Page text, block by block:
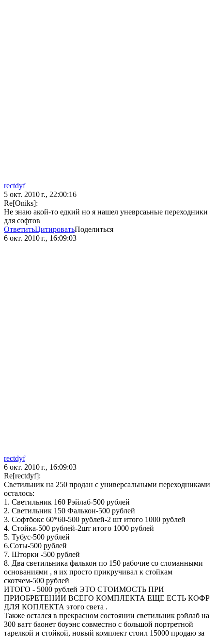
rectdyf
5 окт. 2010 г., 22:00:16
Re[Oniks]:
Не знаю акой-то едкий но я нашел уневрсаьные переходники
для софтов
ОтветитьЦитироватьПоделиться
6 окт. 2010 г., 16:09:03
rectdyf
6 окт. 2010 г., 16:09:03
Re[rectdyf]:
Светильник на 250 продан с универсальными переходниками
осталось:
1. Светильник 160 Рэйлаб-500 рублей
2. Светильник 150 Фалькон-500 рублей
3. Софтбокс 60*60-500 рублей-2 шт итого 1000 рублей
4. Стойка-500 рублей-2шт итого 1000 рублей
5. Тубус-500 рублей
6.Соты-500 рублей
7. Шторки -500 рублей
8. Два светильника фалькон по 150 рабочие со сломанными
основаниями , я их просто прикручивал к стойкам
скотчем-500 рублей
ИТОГО - 5000 рублей ЭТО СТОИМОСТЬ ПРИ
ПРИОБРЕТЕНИИ ВСЕГО КОМПЛЕКТА ЕЩЕ ЕСТЬ КОФР
ДЛЯ КОПЛЕКТА этого света .
Также остался в прекрасном состоянии светильник рэйлаб на
300 ватт баонет боуэнс совместно с большой портретной
тарелкой и стойкой, новый комплект стоил 15000 продаю за